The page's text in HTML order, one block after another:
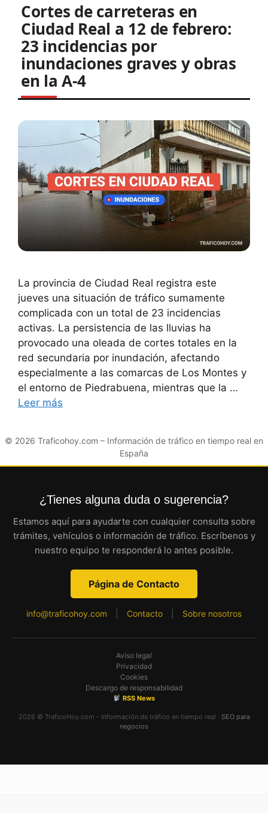
Cortes de carreteras en
Ciudad Real a 12 de febrero:
23 incidencias por
inundaciones graves y obras
en la A-4
La provincia de Ciudad Real registra este
jueves una situación de tráfico sumamente
complicada con un total de 23 incidencias
activas. La persistencia de las lluvias ha
provocado una oleada de cortes totales en la
red secundaria por inundación, afectando
especialmente a las comarcas de Los Montes y
el entorno de Piedrabuena, mientras que la …
Leer más
© 2026 Traficohoy.com – Información de tráfico en tiempo real en
España
¿Tienes alguna duda o sugerencia?
Estamos aquí para ayudarte con cualquier consulta sobre
trámites, vehículos o información de tráfico. Escríbenos y
nuestro equipo te responderá lo antes posible.
Página de Contacto
info@traficohoy.com Contacto Sobre nosotros
Aviso legal
Privacidad
Cookies
Descargo de responsabilidad
RSS News
2026 © TraficoHoy.com - Información de tráfico en tiempo real · SEO para
negocios